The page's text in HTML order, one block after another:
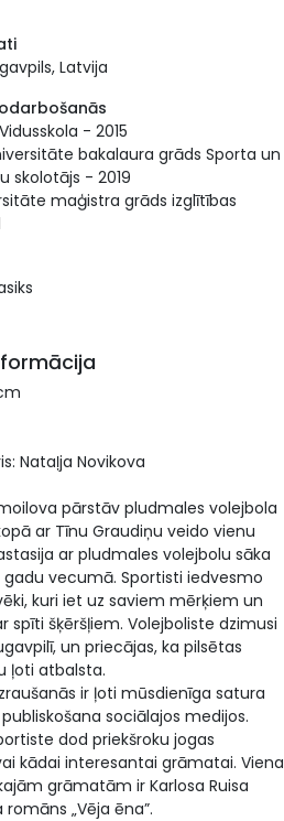
Latvija
- 2015
bakalaura grāds Sporta un
skolotājs - 2019
maģistra grāds izglītības
Nataļja Novikova
pārstāv pludmales volejbola
ar Tīnu Graudiņu veido vienu
ar pludmales volejbolu sāka
gadu vecumā. Sportisti iedvesmo
kuri iet uz saviem mērķiem un
spīti šķēršļiem. Volejboliste dzimusi
un priecājas, ka pilsētas
ļoti atbalsta.
ir ļoti mūsdienīga satura
sociālajos medijos.
dod priekšroku jogas
kādai interesantai grāmatai. Viena
grāmatām ir Karlosa Ruisa
„Vēja ēna”.